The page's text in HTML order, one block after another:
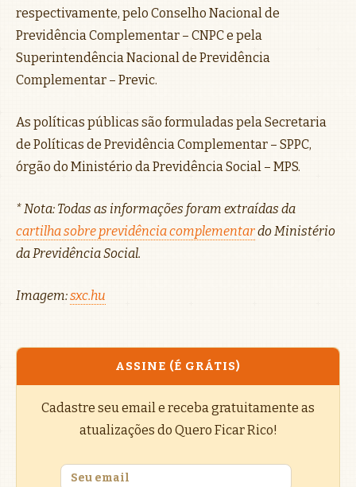
respectivamente, pelo Conselho Nacional de
Previdência Complementar – CNPC e pela
Superintendência Nacional de Previdência
Complementar – Previc.
As políticas públicas são formuladas pela Secretaria
de Políticas de Previdência Complementar – SPPC,
órgão do Ministério da Previdência Social – MPS.
* Nota: Todas as informações foram extraídas da
cartilha sobre previdência complementardo Ministério
da Previdência Social.
Imagem:sxc.hu
ASSINE (É GRÁTIS)
Cadastre seu email e receba gratuitamente as
atualizações do Quero Ficar Rico!